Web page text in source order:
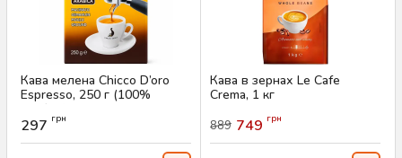
Кава мелена Chicco D’oro
Espresso, 250 г (100%
арабіка)
Артикул:
297 грн
Кава в зернах Le Cafe
Crema, 1 кг
889 749 грн